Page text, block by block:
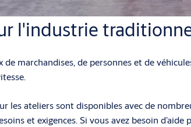
l'industrie
marchandises, de personnes et de
les ateliers sont disponibles avec de
et exigences. Si vous avez besoin